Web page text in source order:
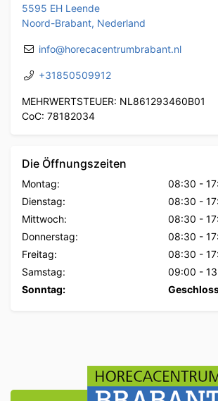
5595 EH Leende
Noord-Brabant, Nederland
info@horecacentrumbrabant.nl
+31850509912
MEHRWERTSTEUER: NL861293460B01
CoC: 78182034
Die Öffnungszeiten
Montag: 08:30 -
Dienstag:
08:30 -
Mittwoch:
08:30 -
Donnerstag:
08:30 -
Freitag:
08:30 -
Samstag:
09:00 -
Sonntag: